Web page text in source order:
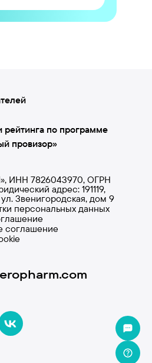
рейтинга по программе
провизор»
ИНН 7826043970, ОГРН
адрес: 191119,
Звенигородская, дом 9
персональных данных
соглашение